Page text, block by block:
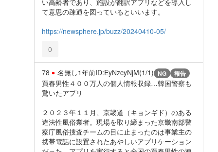
て意思の疎通を図っているといいます。
https://newsphere.jp/buzz/20240410-05/
0
78 名無し1年前ID:EyNzcyNjM(1/1) NG 報告
買春男性４００万人の個人情報収録…韓国警察も
驚いたアプリ
２０２３年１１月、京畿道（キョンギド）のある
違法性風俗業者。現場を取り締まった京畿南部警
察庁風俗捜査チームの目に止まったのは事業主の
携帯電話に設置されたあやしいアプリケーション